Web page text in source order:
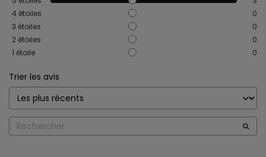
4 étoiles
0
3 étoiles
0
2 étoiles
0
1 étoile 0
Trier les avis